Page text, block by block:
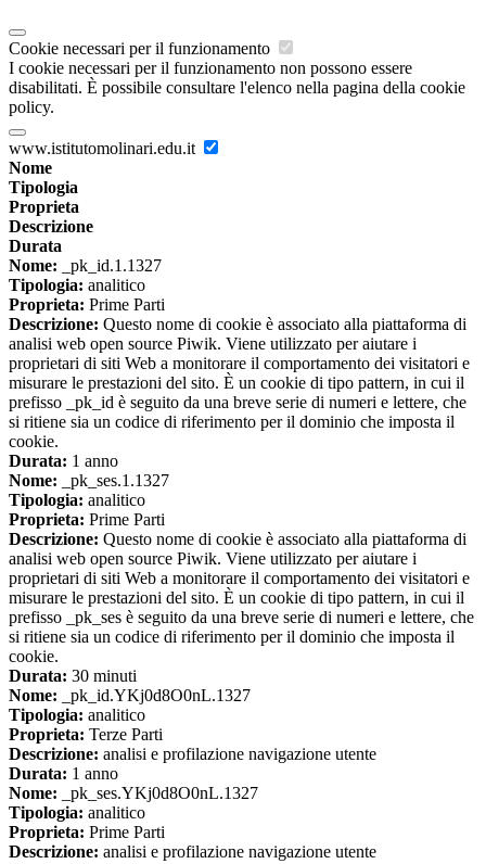
Cookie necessari per il funzionamento
I cookie necessari per il funzionamento non possono essere
disabilitati. È possibile consultare l'elenco nella pagina della cookie
policy.
www.istitutomolinari.edu.it
Nome
Tipologia
Proprieta
Descrizione
Durata
Nome: _pk_id.1.1327
Tipologia: analitico
Proprieta: Prime Parti
Descrizione: Questo nome di cookie è associato alla piattaforma di
analisi web open source Piwik. Viene utilizzato per aiutare i
proprietari di siti Web a monitorare il comportamento dei visitatori e
misurare le prestazioni del sito. È un cookie di tipo pattern, in cui il
prefisso _pk_id è seguito da una breve serie di numeri e lettere, che
si ritiene sia un codice di riferimento per il dominio che imposta il
cookie.
Durata: 1 anno
Nome: _pk_ses.1.1327
Tipologia: analitico
Proprieta: Prime Parti
Descrizione: Questo nome di cookie è associato alla piattaforma di
analisi web open source Piwik. Viene utilizzato per aiutare i
proprietari di siti Web a monitorare il comportamento dei visitatori e
misurare le prestazioni del sito. È un cookie di tipo pattern, in cui il
prefisso _pk_ses è seguito da una breve serie di numeri e lettere, che
si ritiene sia un codice di riferimento per il dominio che imposta il
cookie.
Durata: 30 minuti
Nome: _pk_id.YKj0d8O0nL.1327
Tipologia: analitico
Proprieta: Terze Parti
Descrizione: analisi e profilazione navigazione utente
Durata: 1 anno
Nome: _pk_ses.YKj0d8O0nL.1327
Tipologia: analitico
Proprieta: Prime Parti
Descrizione: analisi e profilazione navigazione utente